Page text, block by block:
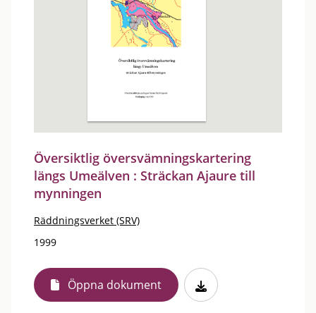
Översiktlig översvämningskartering
längs Umeälven : Sträckan Ajaure till
mynningen
Räddningsverket (SRV)
1999
Öppna dokument